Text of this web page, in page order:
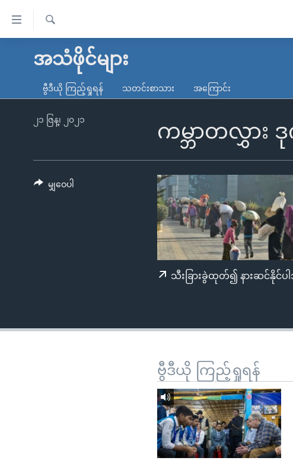
လွယ်ကူ
သည့်
ကျော်
မူလစာမျက်နှာ
ကမ္ဘာ့သတင်းများ
နိုင်ငံတကာ
တရုတ်
အစ္စရေး-ပါလက်စတိုင်း
ရပ်ဝန်းတခု လမ်းတခု အလွန်
အင်္ဂလိပ်စာလေ့လာမယ်
ရ
အသံဖိုင်များ
ဗွီဒီယို ကြည့်ရှုရန် သတင်းစာသား အကြောင်း
ကမ္ဘာတလွှား ဒု
၂၁ ဇြန္၊ ၂၀၂၁
သီးခြားခွဲထုတ်၍ နားဆင်နိုင်ပ
မျှဝေပါ
ဗွီဒီယို ကြည့်ရှုရန်